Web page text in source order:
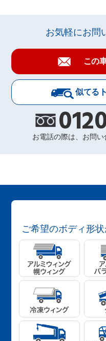
お気軽にお問
この
似てる
お電話の際は、お問
ご希望のボディ形